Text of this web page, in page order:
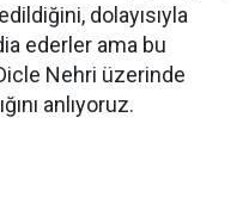
dolayısıyla
ederler ama bu
Nehri üzerinde
anlıyoruz.